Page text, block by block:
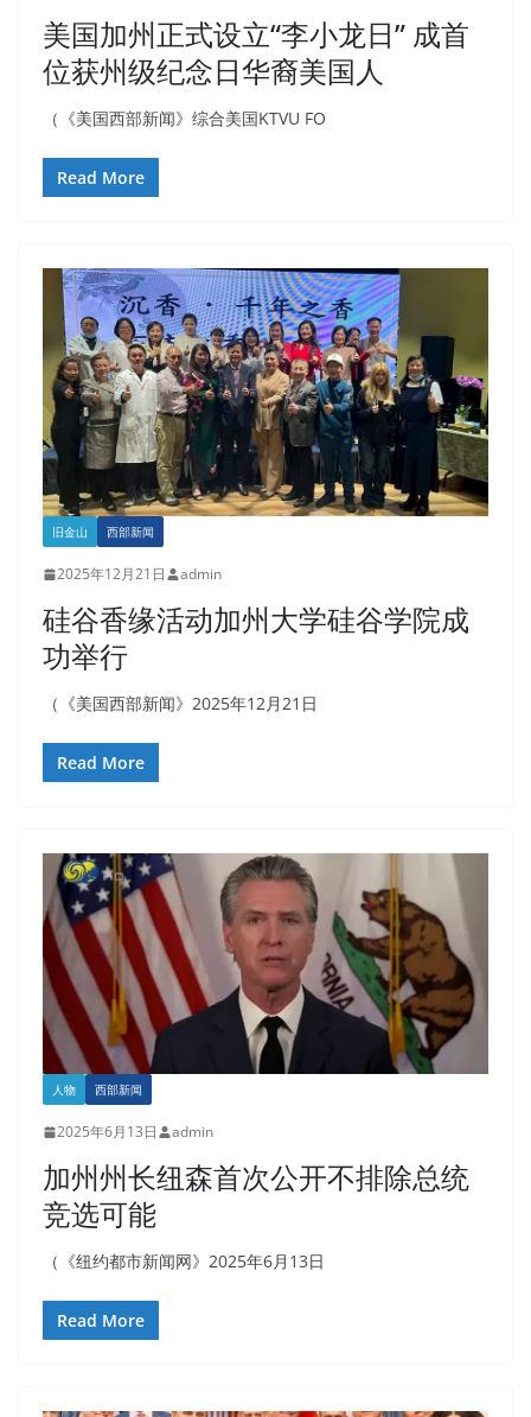
美国加州正式设立“李小龙日” 成首
位获州级纪念日华裔美国人
（《美国西部新闻》综合美国KTVU FO
Read More
旧金山 西部新闻
2025年12月21日 admin
硅谷香缘活动加州大学硅谷学院成
功举行
（《美国西部新闻》2025年12月21日
Read More
人物 西部新闻
2025年6月13日 admin
加州州长纽森首次公开不排除总统
竞选可能
（《纽约都市新闻网》2025年6月13日
Read More